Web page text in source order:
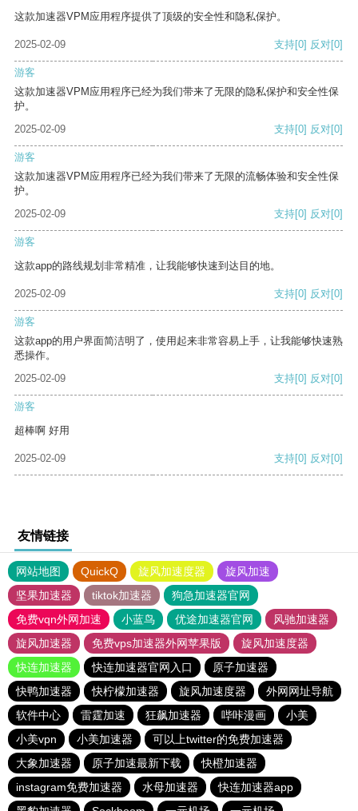
这款加速器VPM应用程序提供了顶级的安全性和隐私保护。
2025-02-09 支持[0] 反对[0]
游客
这款加速器VPM应用程序已经为我们带来了无限的隐私保护和安全性保
护。
2025-02-09
支持[0] 反对[0]
游客
这款加速器VPM应用程序已经为我们带来了无限的流畅体验和安全性保
护。
2025-02-09
支持[0] 反对[0]
游客
这款app的路线规划非常精准，让我能够快速到达目的地。
2025-02-09 支持[0] 反对[0]
游客
这款app的用户界面简洁明了，使用起来非常容易上手，让我能够快速熟
悉操作。
2025-02-09
支持[0] 反对[0]
游客
超棒啊 好用
2025-02-09 支持[0] 反对[0]
友情链接
网站地图 QuickQ 旋风加速度器
旋风加速
坚果加速器
tiktok加速器
狗急加速器官网
免费vqn外网加速
小蓝鸟 优途加速器官网
风驰加速器
旋风加速器
免费vps加速器外网苹果版
旋风加速度器
快连加速器
快连加速器官网入口
原子加速器
快鸭加速器
快柠檬加速器 旋风加速度器
外网网址导航
软件中心
雷霆加速 狂飙加速器 哔咔漫画
小美
小美vpn
小美加速器
可以上twitter的免费加速器
大象加速器
原子加速最新下载
快橙加速器
instagram免费加速器
水母加速器
快连加速器app